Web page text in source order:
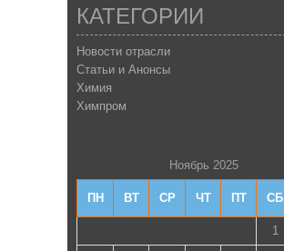
КАТЕГОРИИ
Новости отрасли
Статьи и Анонсы
Химия
Химпром
Ноябрь 2025
ПН ВТ СР ЧТ ПТ СБ
1